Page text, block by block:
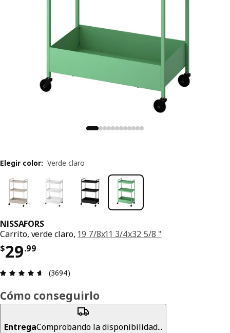
NISSAFORS
Carrito, verde claro, 19 7/8x11 3/4x32 5/8 "
$29.99
Precio $ 29.99
Reseña: 4.6 de 5 estrellas. Reseñas totales: 3694
(3694)
Elegir color: Verde claro
Cómo conseguirlo
EntregaComprobando la disponibilidad...